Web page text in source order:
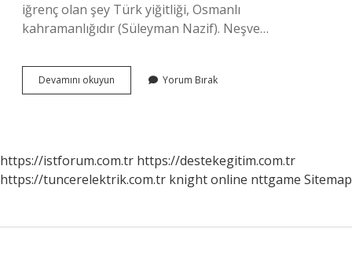
iğrenç olan şey Türk yiğitliği, Osmanlı
kahramanlığıdır (Süleyman Nazif). Neşve…
Devamını okuyun
Ne
Yorum Bırak
https://istforum.com.tr https://destekegitim.com.tr
https://tuncerelektrik.com.tr knight online nttgame Sitemap